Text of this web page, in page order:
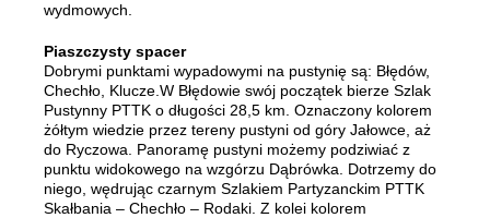
wydmowych.
Piaszczysty spacer
Dobrymi punktami wypadowymi na pustynię są: Błędów,
Chechło, Klucze.W Błędowie swój początek bierze Szlak
Pustynny PTTK o długości 28,5 km. Oznaczony kolorem
żółtym wiedzie przez tereny pustyni od góry Jałowce, aż
do Ryczowa. Panoramę pustyni możemy podziwiać z
punktu widokowego na wzgórzu Dąbrówka. Dotrzemy do
niego, wędrując czarnym Szlakiem Partyzanckim PTTK
Skałbania – Chechło – Rodaki. Z kolei kolorem